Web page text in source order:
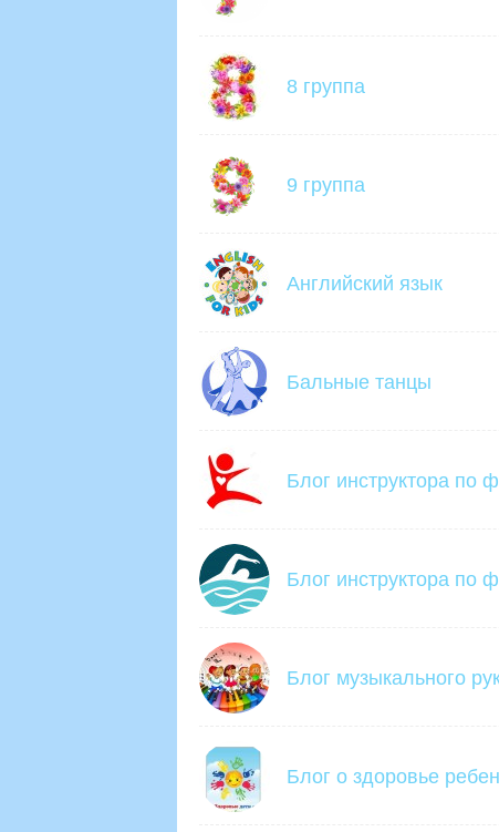
8 группа
9 группа
Английский язык
Бальные танцы
Блог инструктора по
Блог инструктора по
Блог музыкального
Блог о здоровье